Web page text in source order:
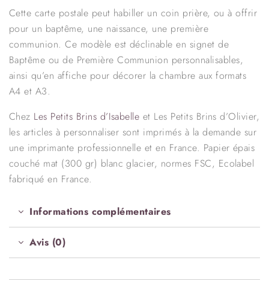
Cette carte postale peut habiller un coin prière, ou à offrir
pour un baptême, une naissance, une première
communion. Ce modèle est déclinable en signet de
Baptême ou de Première Communion personnalisables,
ainsi qu’en affiche pour décorer la chambre aux formats
A4 et A3.
Chez Les Petits Brins d’Isabelle et Les Petits Brins d’Olivier,
les articles à personnaliser sont imprimés à la demande sur
une imprimante professionnelle et en France. Papier épais
couché mat (300 gr) blanc glacier, normes FSC, Ecolabel
fabriqué en France.
Informations complémentaires
Avis (0)